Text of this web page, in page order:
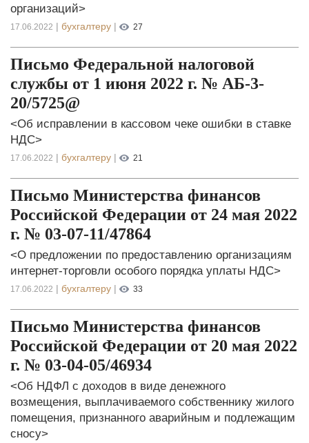
организаций>
17.06.2022 | бухгалтеру | 27
Письмо Федеральной налоговой
службы от 1 июня 2022 г. № АБ-3-
20/5725@
<Об исправлении в кассовом чеке ошибки в ставке
НДС>
17.06.2022 | бухгалтеру | 21
Письмо Министерства финансов
Российской Федерации от 24 мая 2022
г. № 03-07-11/47864
<О предложении по предоставлению организациям
интернет-торговли особого порядка уплаты НДС>
17.06.2022 | бухгалтеру | 33
Письмо Министерства финансов
Российской Федерации от 20 мая 2022
г. № 03-04-05/46934
<Об НДФЛ с доходов в виде денежного
возмещения, выплачиваемого собственнику жилого
помещения, признанного аварийным и подлежащим
сносу>